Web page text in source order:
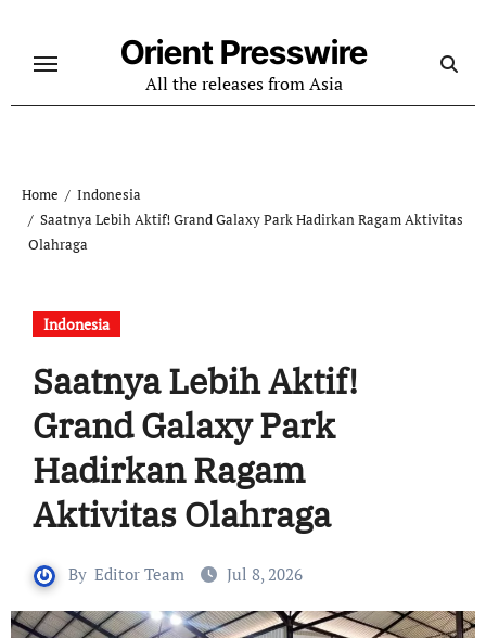
content
Orient Presswire
All the releases from Asia
Home
Indonesia
Saatnya Lebih Aktif! Grand Galaxy Park Hadirkan Ragam Aktivitas
Olahraga
Indonesia
Saatnya Lebih Aktif!
Grand Galaxy Park
Hadirkan Ragam
Aktivitas Olahraga
By Editor Team Jul 8, 2026